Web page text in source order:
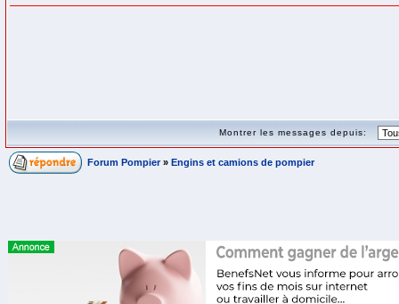
Montrer les messages depuis:
Forum Pompier » Engins et camions de pompier